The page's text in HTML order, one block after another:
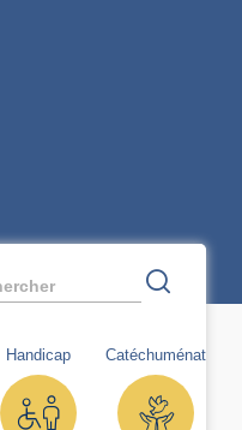
Handicap Catéchuménat